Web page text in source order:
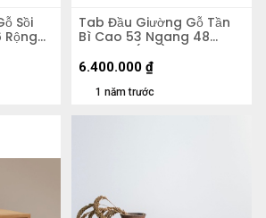
Sồi
Tab Đầu Giường Gỗ Tần
Bì Cao 53 Ngang 48
Rộng 38 (cm)
1 năm trước
6.400.000 ₫